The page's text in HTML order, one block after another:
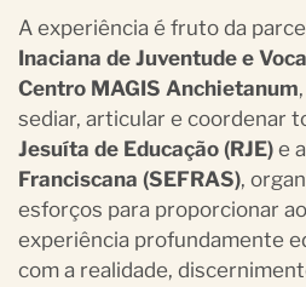
A experiência é fruto da
Inaciana de Juventude e
Centro MAGIS Anchietanum
sediar, articular e coordenar
Jesuíta de Educação (RJE) e a
Franciscana (SEFRAS),
esforços para proporcionar
experiência profundamente
com a realidade,